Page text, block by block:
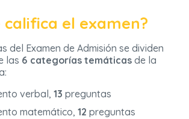
califica el examen?
del Examen de Admisión se dividen
las 6 categorías temáticas de la
verbal, 13 preguntas
matemático, 12 preguntas